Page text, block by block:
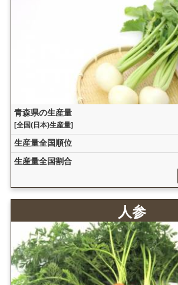
青森県の生産量
[全国(日本)生産量]
生産量全国順位
生産量全国割合
人参